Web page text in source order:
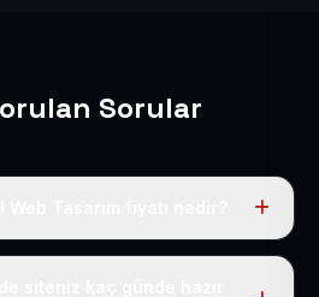
Sorular
50 USD + KDV. Bu bedele alan